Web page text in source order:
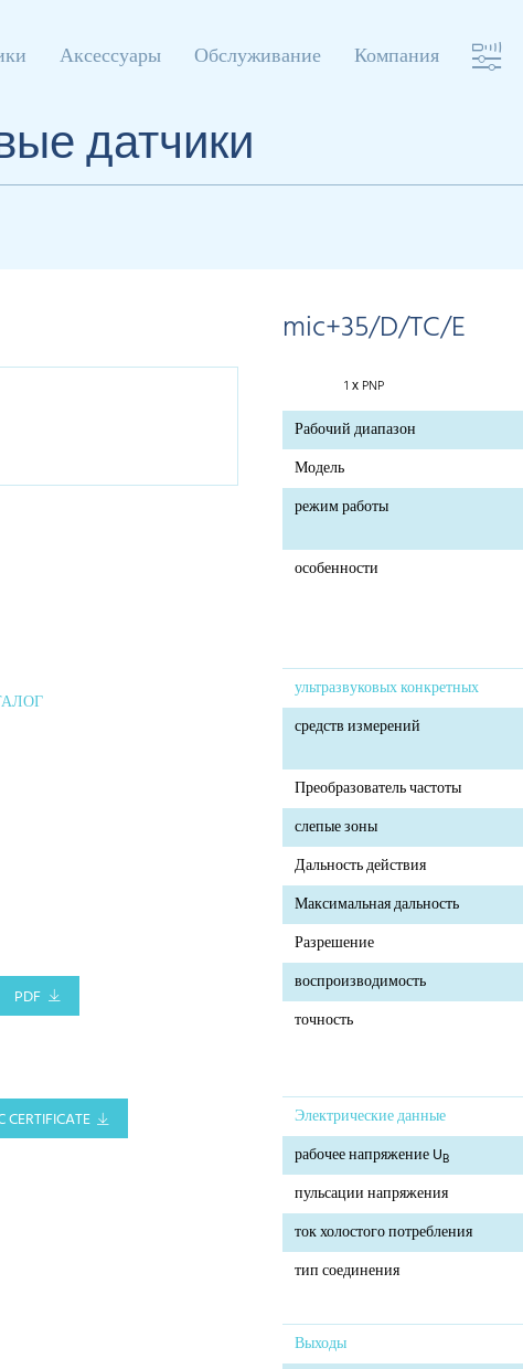
Аксессуары Обслуживание Компания
датчики
mic+35/D/TC/E
PDF
CERTIFICATE
1 х PNP
Рабочий диапазон
Модель
режим работы
особенности
ультразвуковых конкретных
средств измерений
Преобразователь частоты
слепые зоны
Дальность действия
Максимальная дальность
Разрешение
воспроизводимость
точность
Электрические данные
рабочее напряжение UB
пульсации напряжения
ток холостого потребления
тип соединения
Выходы